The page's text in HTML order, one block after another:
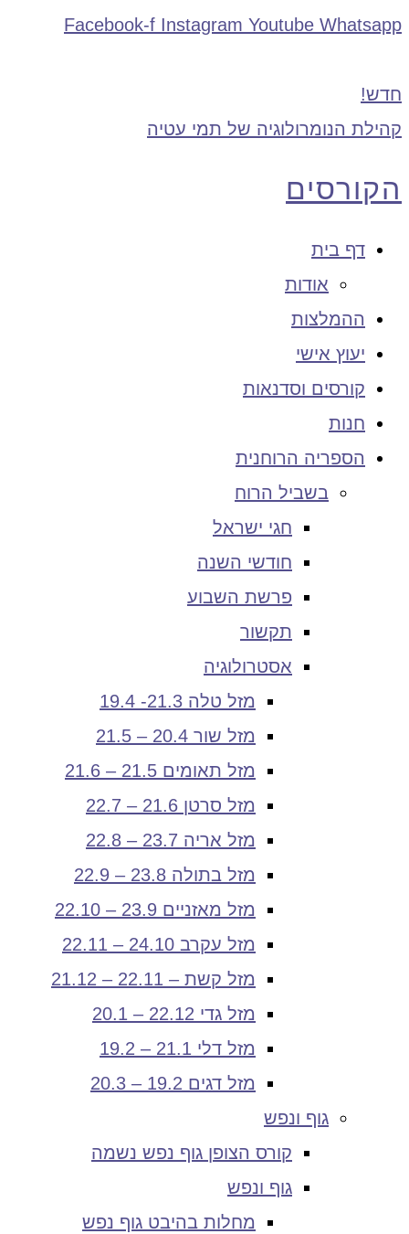
Facebook-f Instagram Youtube Whatsapp
חדש!
קהילת הנומרולוגיה של תמי עטיה
הקורסים
דף בית
אודות
ההמלצות
יעוץ אישי
קורסים וסדנאות
חנות
הספריה הרוחנית
בשביל הרוח
חגי ישראל
חודשי השנה
פרשת השבוע
תקשור
אסטרולוגיה
מזל טלה 21.3- 19.4
מזל שור 20.4 – 21.5
מזל תאומים 21.5 – 21.6
מזל סרטן 21.6 – 22.7
מזל אריה 23.7 – 22.8
מזל בתולה 23.8 – 22.9
מזל מאזניים 23.9 – 22.10
מזל עקרב 24.10 – 22.11
מזל קשת – 22.11 – 21.12
מזל גדי 22.12 – 20.1
מזל דלי 21.1 – 19.2
מזל דגים 19.2 – 20.3
גוף ונפש
קורס הצופן גוף נפש נשמה
גוף ונפש
מחלות בהיבט גוף נפש